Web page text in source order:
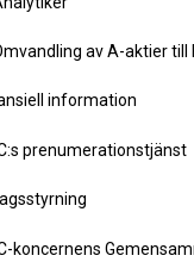
av A-aktier till
information
prenumerationstjänst
koncernens